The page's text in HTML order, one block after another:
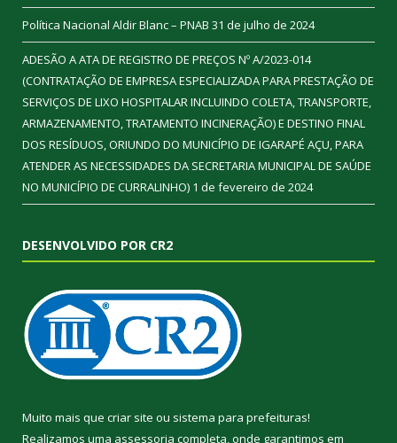
Política Nacional Aldir Blanc – PNAB 31 de julho de 2024
ADESÃO A ATA DE REGISTRO DE PREÇOS Nº A/2023-014
(CONTRATAÇÃO DE EMPRESA ESPECIALIZADA PARA PRESTAÇÃO DE
SERVIÇOS DE LIXO HOSPITALAR INCLUINDO COLETA, TRANSPORTE,
ARMAZENAMENTO, TRATAMENTO INCINERAÇÃO) E DESTINO FINAL
DOS RESÍDUOS, ORIUNDO DO MUNICÍPIO DE IGARAPÉ AÇU, PARA
ATENDER AS NECESSIDADES DA SECRETARIA MUNICIPAL DE SAÚDE
NO MUNICÍPIO DE CURRALINHO) 1 de fevereiro de 2024
DESENVOLVIDO POR CR2
Muito mais que criar site ou sistema para prefeituras!
Realizamos uma assessoria completa, onde garantimos em